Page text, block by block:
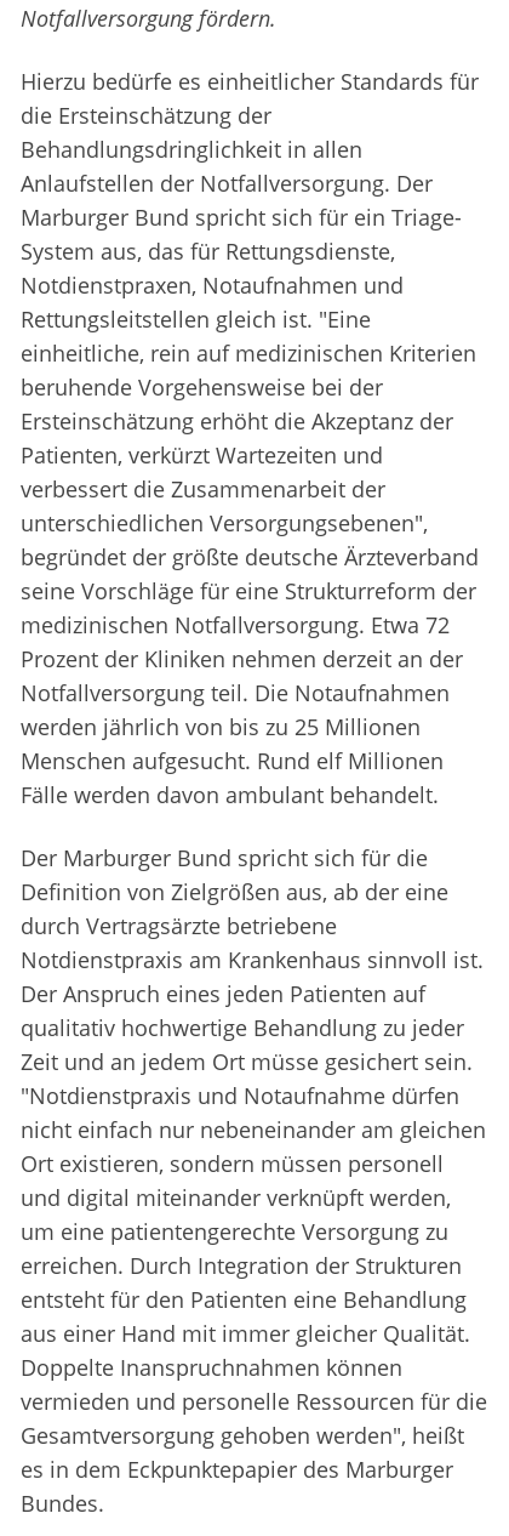
Notfallversorgung fördern.
Hierzu bedürfe es einheitlicher Standards für
die Ersteinschätzung der
Behandlungsdringlichkeit in allen
Anlaufstellen der Notfallversorgung. Der
Marburger Bund spricht sich für ein Triage-
System aus, das für Rettungsdienste,
Notdienstpraxen, Notaufnahmen und
Rettungsleitstellen gleich ist. "Eine
einheitliche, rein auf medizinischen Kriterien
beruhende Vorgehensweise bei der
Ersteinschätzung erhöht die Akzeptanz der
Patienten, verkürzt Wartezeiten und
verbessert die Zusammenarbeit der
unterschiedlichen Versorgungsebenen",
begründet der größte deutsche Ärzteverband
seine Vorschläge für eine Strukturreform der
medizinischen Notfallversorgung. Etwa 72
Prozent der Kliniken nehmen derzeit an der
Notfallversorgung teil. Die Notaufnahmen
werden jährlich von bis zu 25 Millionen
Menschen aufgesucht. Rund elf Millionen
Fälle werden davon ambulant behandelt.
Der Marburger Bund spricht sich für die
Definition von Zielgrößen aus, ab der eine
durch Vertragsärzte betriebene
Notdienstpraxis am Krankenhaus sinnvoll ist.
Der Anspruch eines jeden Patienten auf
qualitativ hochwertige Behandlung zu jeder
Zeit und an jedem Ort müsse gesichert sein.
"Notdienstpraxis und Notaufnahme dürfen
nicht einfach nur nebeneinander am gleichen
Ort existieren, sondern müssen personell
und digital miteinander verknüpft werden,
um eine patientengerechte Versorgung zu
erreichen. Durch Integration der Strukturen
entsteht für den Patienten eine Behandlung
aus einer Hand mit immer gleicher Qualität.
Doppelte Inanspruchnahmen können
vermieden und personelle Ressourcen für die
Gesamtversorgung gehoben werden", heißt
es in dem Eckpunktepapier des Marburger
Bundes.